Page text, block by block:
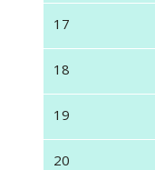
17
18
19
20